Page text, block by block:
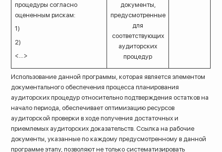
процедуры согласно
оцененным рискам:
1)
2)
<…>
документы,
предусмотренные
для
соответствующих
аудиторских
процедур
Использование данной программы, которая является элементом
документального обеспечения процесса планирования
аудиторских процедур относительно подтверждения остатков на
начало периода, обеспечивает оптимизацию ресурсов
аудиторской проверки в ходе получения достаточных и
приемлемых аудиторских доказательств. Ссылка на рабочие
документы, указанные по каждому предусмотренному в данной
программе этапу, позволяют не только систематизировать